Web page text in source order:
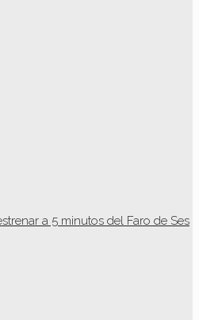
a 5 minutos del Faro de Ses